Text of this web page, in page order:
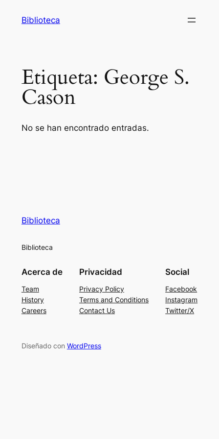
Biblioteca
Etiqueta: George S.
Cason
No se han encontrado entradas.
Biblioteca
Biblioteca
Acerca de
Team
History
Careers
Privacidad
Privacy Policy
Terms and Conditions
Contact Us
Social
Facebook
Instagram
Twitter/X
Diseñado con WordPress